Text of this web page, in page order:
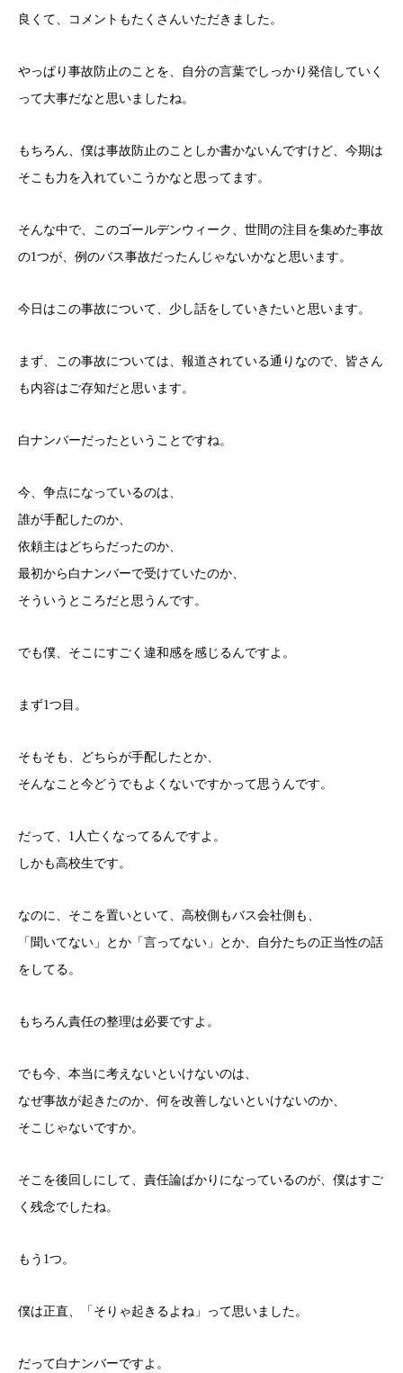
良くて、コメントもたくさんいただきました。
やっぱり事故防止のことを、自分の言葉でしっかり発信していく
って大事だなと思いましたね。
もちろん、僕は事故防止のことしか書かないんですけど、今期は
そこも力を入れていこうかなと思ってます。
そんな中で、このゴールデンウィーク、世間の注目を集めた事故
の1つが、例のバス事故だったんじゃないかなと思います。
今日はこの事故について、少し話をしていきたいと思います。
まず、この事故については、報道されている通りなので、皆さん
も内容はご存知だと思います。
白ナンバーだったということですね。
今、争点になっているのは、
誰が手配したのか、
依頼主はどちらだったのか、
最初から白ナンバーで受けていたのか、
そういうところだと思うんです。
でも僕、そこにすごく違和感を感じるんですよ。
まず1つ目。
そもそも、どちらが手配したとか、
そんなこと今どうでもよくないですかって思うんです。
だって、1人亡くなってるんですよ。
しかも高校生です。
なのに、そこを置いといて、高校側もバス会社側も、
「聞いてない」とか「言ってない」とか、自分たちの正当性の話
をしてる。
もちろん責任の整理は必要ですよ。
でも今、本当に考えないといけないのは、
なぜ事故が起きたのか、何を改善しないといけないのか、
そこじゃないですか。
そこを後回しにして、責任論ばかりになっているのが、僕はすご
く残念でしたね。
もう1つ。
僕は正直、「そりゃ起きるよね」って思いました。
だって白ナンバーですよ。